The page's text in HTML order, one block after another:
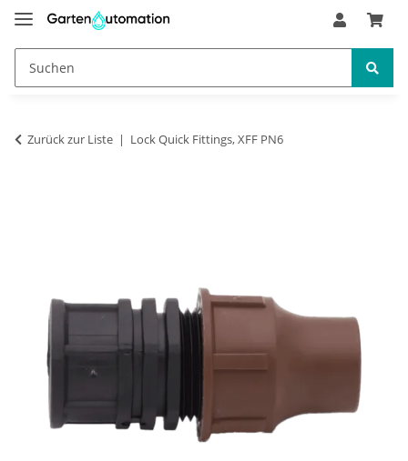
Zurück zur Liste Lock Quick Fittings, XFF PN6